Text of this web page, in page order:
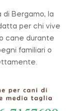
di Bergamo, la
per chi vive
cane durante
familiari o